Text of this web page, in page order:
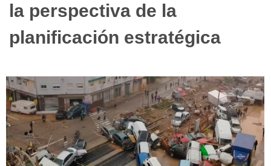
la perspectiva de la
planificación estratégica